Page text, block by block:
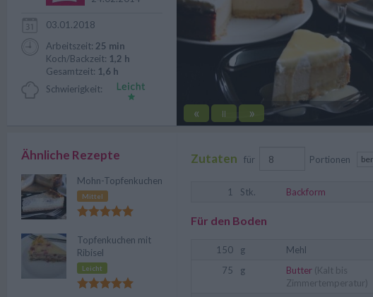
« || »
03.01.2018
Arbeitszeit: 25 min
Koch/Backzeit: 1,2 h
Gesamtzeit: 1,6 h
Schwierigkeit:
Zutaten für Portionen
1 Stk. Backform
Für den Boden
150 g
Mehl
75
g Butter (Kalt bis
Zimmertemperatur)
Ähnliche Rezepte
Mohn-Topfenkuchen
Mittel
Topfenkuchen mit
Ribisel
Leicht